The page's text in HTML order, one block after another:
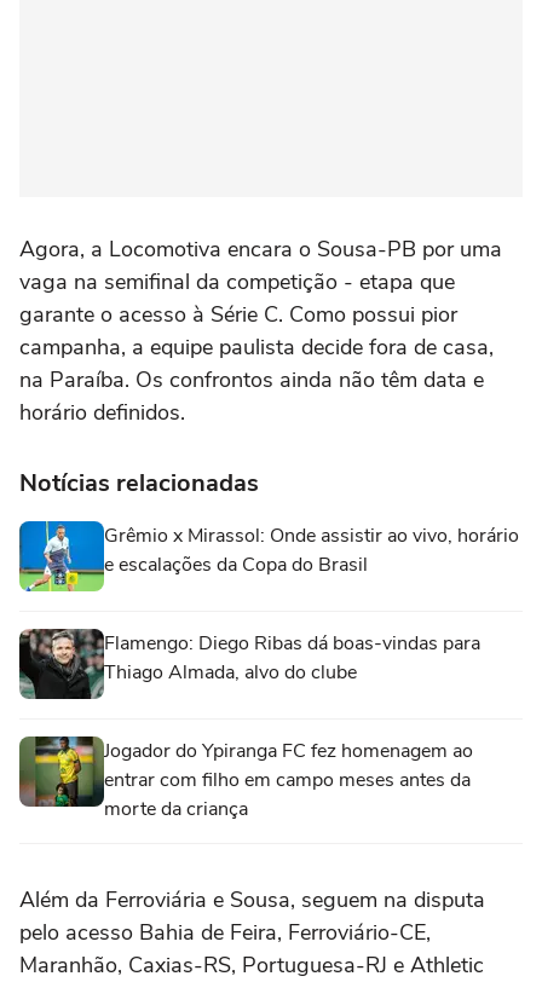
Agora, a Locomotiva encara o Sousa-PB por uma
vaga na semifinal da competição - etapa que
garante o acesso à Série C. Como possui pior
campanha, a equipe paulista decide fora de casa,
na Paraíba. Os confrontos ainda não têm data e
horário definidos.
Notícias relacionadas
Grêmio x Mirassol: Onde assistir ao vivo, horário
e escalações da Copa do Brasil
Flamengo: Diego Ribas dá boas-vindas para
Thiago Almada, alvo do clube
Jogador do Ypiranga FC fez homenagem ao
entrar com filho em campo meses antes da
morte da criança
Além da Ferroviária e Sousa, seguem na disputa
pelo acesso Bahia de Feira, Ferroviário-CE,
Maranhão, Caxias-RS, Portuguesa-RJ e Athletic